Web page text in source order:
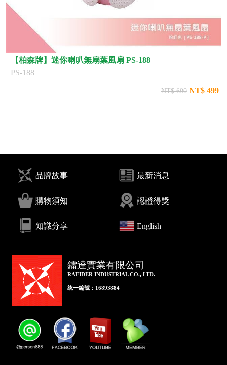
【柏森牌】迷你喇叭無扇葉風扇 PS-188
PS-188
NT$ 690 NT$ 499
品牌故事 最新消息
購物須知 認證得獎
知識分享 English
鐳達實業有限公司
RAEIDER INDUSTRIAL CO., LTD.
統一編號：16893884